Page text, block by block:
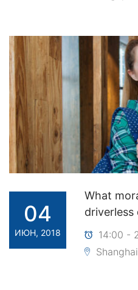
04
ИЮН, 2018
What
driverless
14:00 -
Shanghai